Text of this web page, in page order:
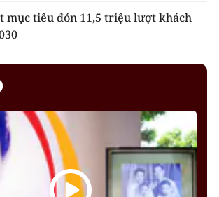
mục tiêu đón 11,5 triệu lượt khách